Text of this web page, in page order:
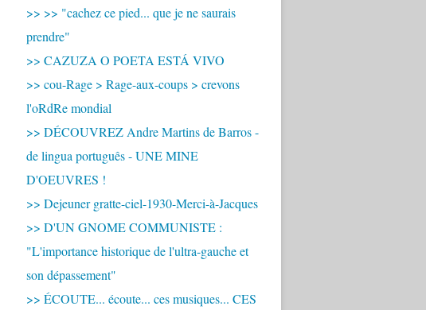
>> >> "cachez ce pied... que je ne saurais
prendre"
>> CAZUZA O POETA ESTÁ VIVO
>> cou-Rage > Rage-aux-coups > crevons
l'oRdRe mondial
>> DÉCOUVREZ Andre Martins de Barros -
de lingua português - UNE MINE
D'OEUVRES !
>> Dejeuner gratte-ciel-1930-Merci-à-Jacques
>> D'UN GNOME COMMUNISTE :
"L'importance historique de l'ultra-gauche et
son dépassement"
>> ÉCOUTE... écoute... ces musiques... CES